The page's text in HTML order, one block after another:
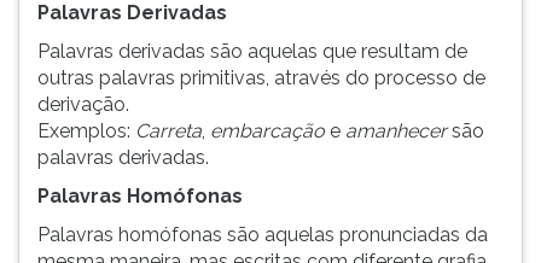
Palavras Derivadas
Palavras derivadas são aquelas que resultam de
outras palavras primitivas, através do processo de
derivação.
Exemplos: Carreta, embarcação e amanhecersão
palavras derivadas.
Palavras Homófonas
Palavras homófonas são aquelas pronunciadas da